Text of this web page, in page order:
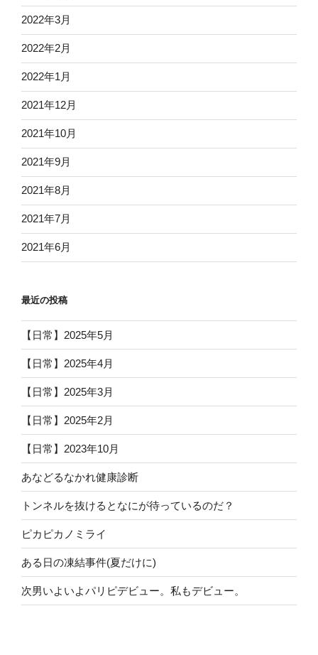
2022年3月
2022年2月
2022年1月
2021年12月
2021年10月
2021年9月
2021年8月
2021年7月
2021年6月
最近の投稿
【日常】2025年5月
【日常】2025年4月
【日常】2025年3月
【日常】2025年2月
【日常】2023年10月
あなどるなかれ健康診断
トンネルを抜けるとなにが待っているのだ？
ピカピカノミライ
ある日の凍結事件(夏だけに)
次男いよいよパリピデビュー。私もデビュー。